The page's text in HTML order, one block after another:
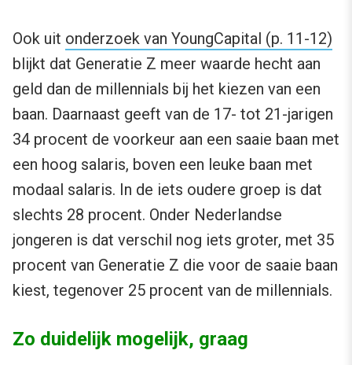
Ook uit onderzoek van YoungCapital (p. 11-12)
blijkt dat Generatie Z meer waarde hecht aan
geld dan de millennials bij het kiezen van een
baan. Daarnaast geeft van de 17- tot 21-jarigen
34 procent de voorkeur aan een saaie baan met
een hoog salaris, boven een leuke baan met
modaal salaris. In de iets oudere groep is dat
slechts 28 procent. Onder Nederlandse
jongeren is dat verschil nog iets groter, met 35
procent van Generatie Z die voor de saaie baan
kiest, tegenover 25 procent van de millennials.
Zo duidelijk mogelijk, graag